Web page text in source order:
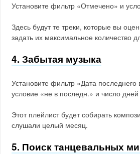
Установите фильтр «Отмечено» и
Здесь будут те треки, которые вы
задать их максимальное количество
4. Забытая музыка
Установите фильтр «Дата последнего
условие «не в последн.» и число
Этот плейлист будет собирать
слушали целый месяц.
5. Поиск танцевальных